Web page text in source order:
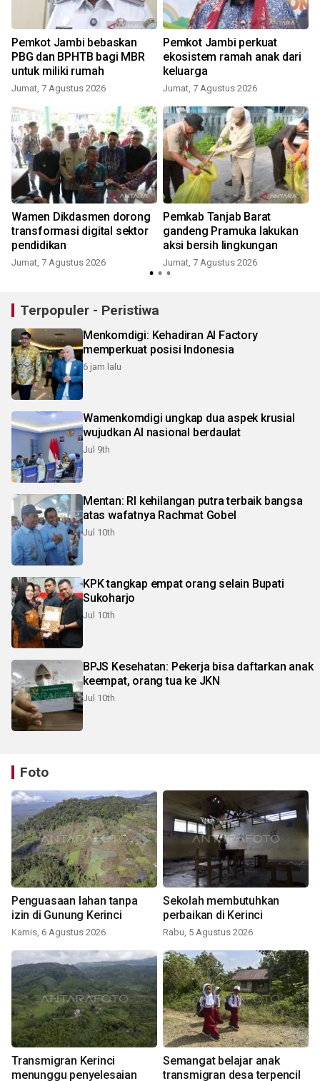
Pemkot Jambi bebaskan
PBG dan BPHTB bagi MBR
untuk miliki rumah
Jumat, 7 Agustus 2026
Pemkot Jambi perkuat
ekosistem ramah anak dari
keluarga
Jumat, 7 Agustus 2026
Wamen Dikdasmen dorong
transformasi digital sektor
pendidikan
Jumat, 7 Agustus 2026
Pemkab Tanjab Barat
gandeng Pramuka lakukan
aksi bersih lingkungan
Jumat, 7 Agustus 2026
Terpopuler - Peristiwa
Menkomdigi: Kehadiran AI Factory
memperkuat posisi Indonesia
6 jam lalu
Wamenkomdigi ungkap dua aspek krusial
wujudkan AI nasional berdaulat
Jul 9th
Mentan: RI kehilangan putra terbaik bangsa
atas wafatnya Rachmat Gobel
Jul 10th
KPK tangkap empat orang selain Bupati
Sukoharjo
Jul 10th
BPJS Kesehatan: Pekerja bisa daftarkan anak
keempat, orang tua ke JKN
Jul 10th
Foto
Penguasaan lahan tanpa
izin di Gunung Kerinci
Kamis, 6 Agustus 2026
Sekolah membutuhkan
perbaikan di Kerinci
Rabu, 5 Agustus 2026
Transmigran Kerinci
menunggu penyelesaian
Semangat belajar anak
transmigran desa terpencil